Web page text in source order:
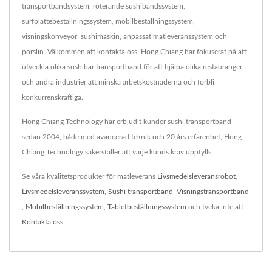
transportbandsystem, roterande sushibandssystem,
surfplattebeställningssystem, mobilbeställningssystem,
visningskonveyor, sushimaskin, anpassat matleveranssystem och
porslin. Välkommen att kontakta oss. Hong Chiang har fokuserat på att
utveckla olika sushibar transportband för att hjälpa olika restauranger
och andra industrier att minska arbetskostnaderna och förbli
konkurrenskraftiga.
Hong Chiang Technology har erbjudit kunder sushi transportband
sedan 2004, både med avancerad teknik och 20 års erfarenhet, Hong
Chiang Technology säkerställer att varje kunds krav uppfylls.
Se våra kvalitetsprodukter för matleverans Livsmedelsleveransrobot
Livsmedelsleveranssystem Sushi transportband Visningstransportband
Mobilbeställningssystem Tabletbeställningssystem och tveka inte att
Kontakta oss